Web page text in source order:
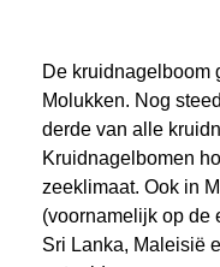
De kruidnagelboom
Molukken. Nog
derde van alle
Kruidnagelbomen
zeeklimaat. Ook in
(voornamelijk op de
Sri Lanka, Maleisië